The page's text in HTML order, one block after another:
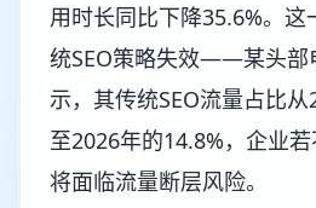
用时长同比下降35.6%。
统SEO策略失效——某头部
示，其传统SEO流量占比
至2026年的14.8%，企业若
将面临流量断层风险。